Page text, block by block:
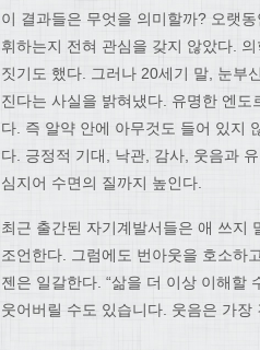
이 결과들은 무엇을 의미할까? 오랫
휘하는지 전혀 관심을 갖지 않았다.
짓기도 했다. 그러나 20세기 말, 눈부
진다는 사실을 밝혀냈다. 유명한 엔
다. 즉 알약 안에 아무것도 들어 있지
다. 긍정적 기대, 낙관, 감사, 웃음과
심지어 수면의 질까지 높인다.
최근 출간된 자기계발서들은 애 쓰지
조언한다. 그럼에도 번아웃을 호소하
젠은 일갈한다. “삶을 더 이상 이해할
웃어버릴 수도 있습니다. 웃음은 가